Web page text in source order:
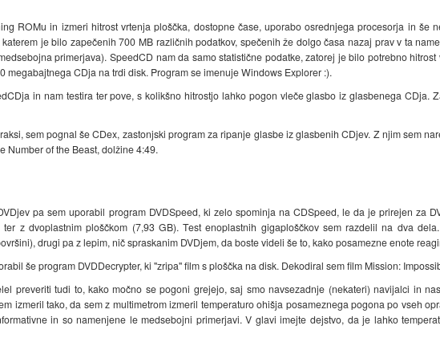
ROMu in izmeri hitrost vrtenja ploščka, dostopne čase, uporabo osrednjega procesorja in še
je bilo zapečenih 700 MB različnih podatkov, spečenih že dolgo časa nazaj prav v ta
primerjava). SpeedCD nam da samo statistične podatke, zatorej je bilo potrebno
megabajtnega CDja na trdi disk. Program se imenuje Windows Explorer :).
in nam testira ter pove, s kolikšno hitrostjo lahko pogon vleče glasbo iz glasbenega CDja.
sem pognal še CDex, zastonjski program za ripanje glasbe iz glasbenih CDjev. Z njim sem
Number of the Beast, dolžine 4:49.
pa sem uporabil program DVDSpeed, ki zelo spominja na CDSpeed, le da je prirejen za
z dvoplastnim ploščkom (7,93 GB). Test enoplastnih gigaploščkov sem razdelil na dva
drugi pa z lepim, nič spraskanim DVDjem, da boste videli še to, kako posamezne enote
še program DVDDecrypter, ki "zripa" film s ploščka na disk. Dekodiral sem film Mission:
preveriti tudi to, kako močno se pogoni grejejo, saj smo navsezadnje (nekateri) navijalci in
izmeril tako, da sem z multimetrom izmeril temperaturo ohišja posameznega pogona po vseh
in so namenjene le medsebojni primerjavi. V glavi imejte dejstvo, da je lahko